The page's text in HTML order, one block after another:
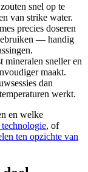
snel op te
van strike water.
precies doseren
— handig
mineralen sneller en
maakt.
dan
werkt.
en welke
, of
ten opzichte van